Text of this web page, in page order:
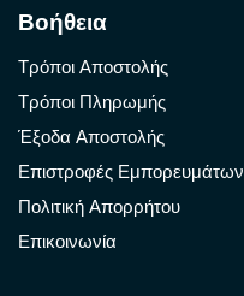
Βοήθεια
Τρόποι Αποστολής
Τρόποι Πληρωμής
Έξοδα Αποστολής
Επιστροφές Εμπορευμάτων
Πολιτική Απορρήτου
Επικοινωνία